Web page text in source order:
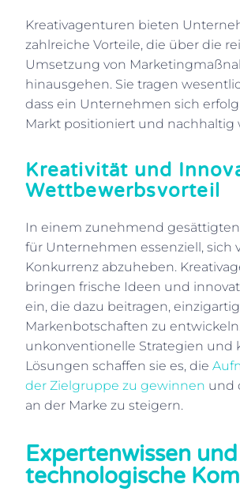
Kreativagenturen bieten
zahlreiche Vorteile, die über die
Umsetzung von
hinausgehen. Sie tragen
dass ein Unternehmen sich
Markt positioniert und nachhaltig
Kreativität und
Wettbewerbsvorteil
In einem zunehmend gesättigten
für Unternehmen essenziell, sich
Konkurrenz abzuheben.
bringen frische Ideen und
ein, die dazu beitragen,
Markenbotschaften zu
unkonventionelle Strategien und
Lösungen schaffen sie es, die
der Zielgruppe zu gewinnen und
an der Marke zu steigern.
Expertenwissen und
technologische